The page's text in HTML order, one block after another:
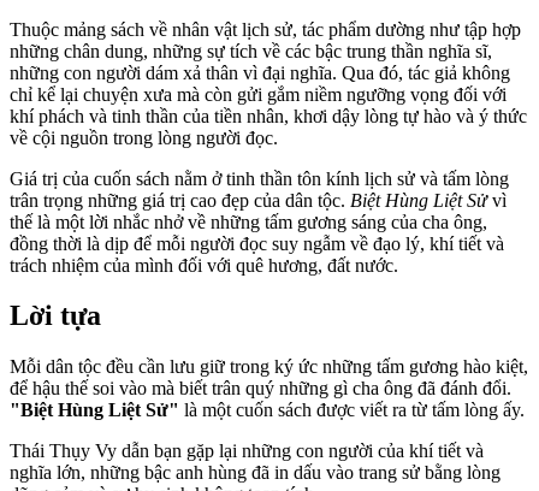
Thuộc mảng sách về nhân vật lịch sử, tác phẩm dường như tập hợp
những chân dung, những sự tích về các bậc trung thần nghĩa sĩ,
những con người dám xả thân vì đại nghĩa. Qua đó, tác giả không
chỉ kể lại chuyện xưa mà còn gửi gắm niềm ngưỡng vọng đối với
khí phách và tinh thần của tiền nhân, khơi dậy lòng tự hào và ý thức
về cội nguồn trong lòng người đọc.
Giá trị của cuốn sách nằm ở tinh thần tôn kính lịch sử và tấm lòng
trân trọng những giá trị cao đẹp của dân tộc. Biệt Hùng Liệt Sửvì
thế là một lời nhắc nhở về những tấm gương sáng của cha ông,
đồng thời là dịp để mỗi người đọc suy ngẫm về đạo lý, khí tiết và
trách nhiệm của mình đối với quê hương, đất nước.
Lời tựa
Mỗi dân tộc đều cần lưu giữ trong ký ức những tấm gương hào kiệt,
để hậu thế soi vào mà biết trân quý những gì cha ông đã đánh đổi.
"Biệt Hùng Liệt Sử" là một cuốn sách được viết ra từ tấm lòng ấy.
Thái Thụy Vy dẫn bạn gặp lại những con người của khí tiết và
nghĩa lớn, những bậc anh hùng đã in dấu vào trang sử bằng lòng